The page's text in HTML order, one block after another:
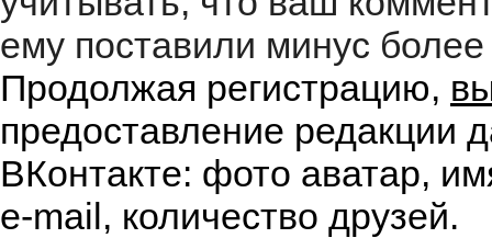
ему поставили минус
Продолжая регистрацию,
предоставление редакции
ВКонтакте: фото аватар,
e-mail, количество друзей.